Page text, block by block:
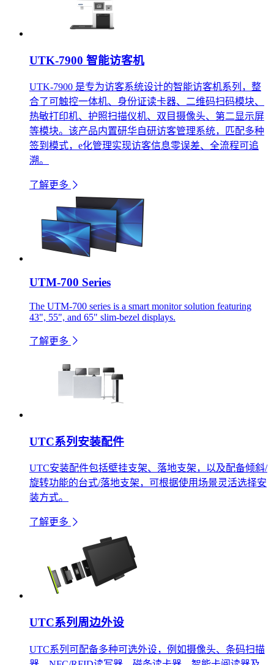
UTK-7900 智能访客机
UTK-7900 是专为访客系统设计的智能访客机系列，整
合了可触控一体机、身份证读卡器、二维码扫码模块、
热敏打印机、护照扫描仪机、双目摄像头、第二显示屏
等模块。该产品内置研华自研访客管理系统，匹配多种
签到模式，e化管理实现访客信息零误差、全流程可追
溯。
了解更多
UTM-700 Series
The UTM-700 series is a smart monitor solution featuring
43", 55", and 65" slim-bezel displays.
了解更多
UTC系列安装配件
UTC安装配件包括壁挂支架、落地支架，以及配备倾斜/
旋转功能的台式/落地支架，可根据使用场景灵活选择安
装方式。
了解更多
UTC系列周边外设
UTC系列可配备多种可选外设，例如摄像头、条码扫描